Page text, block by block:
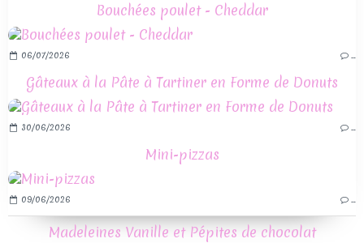
Bouchées poulet - Cheddar
06/07/2026 …
Gâteaux à la Pâte à Tartiner en Forme de Donuts
30/06/2026 …
Mini-pizzas
09/06/2026 …
Madeleines Vanille et Pépites de chocolat